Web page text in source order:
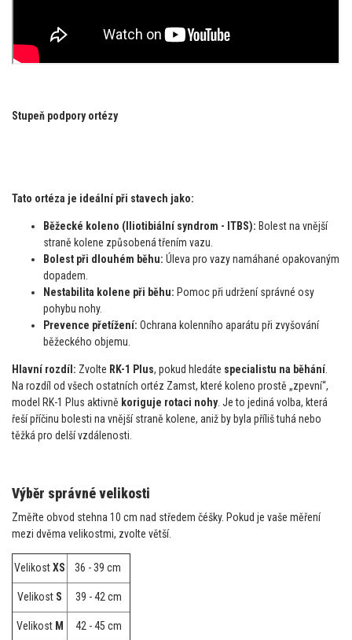
Stupeň podpory ortézy
Tato ortéza je ideální při stavech jako:
Běžecké koleno (Iliotibiální syndrom - ITBS): Bolest na vnější
straně kolene způsobená třením vazu.
Bolest při dlouhém běhu: Úleva pro vazy namáhané opakovaným
dopadem.
Nestabilita kolene při běhu: Pomoc při udržení správné osy
pohybu nohy.
Prevence přetížení: Ochrana kolenního aparátu při zvyšování
běžeckého objemu.
Hlavní rozdíl: Zvolte RK-1 Plus, pokud hledáte specialistu na běhání.
Na rozdíl od všech ostatních ortéz Zamst, které koleno prostě „zpevní“,
model RK-1 Plus aktivně koriguje rotaci nohy. Je to jediná volba, která
řeší příčinu bolesti na vnější straně kolene, aniž by byla příliš tuhá nebo
těžká pro delší vzdálenosti.
Výběr správné velikosti
Změřte obvod stehna 10 cm nad středem čéšky. Pokud je vaše měření
mezi dvěma velikostmi, zvolte větší.
VelikostXS 36 - 39 cm
Velikost S 39 - 42 cm
Velikost M 42 - 45 cm